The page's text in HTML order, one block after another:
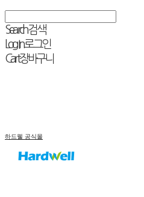
Search검색
Log In로그인
Cart장바구니
하드웰 공식몰